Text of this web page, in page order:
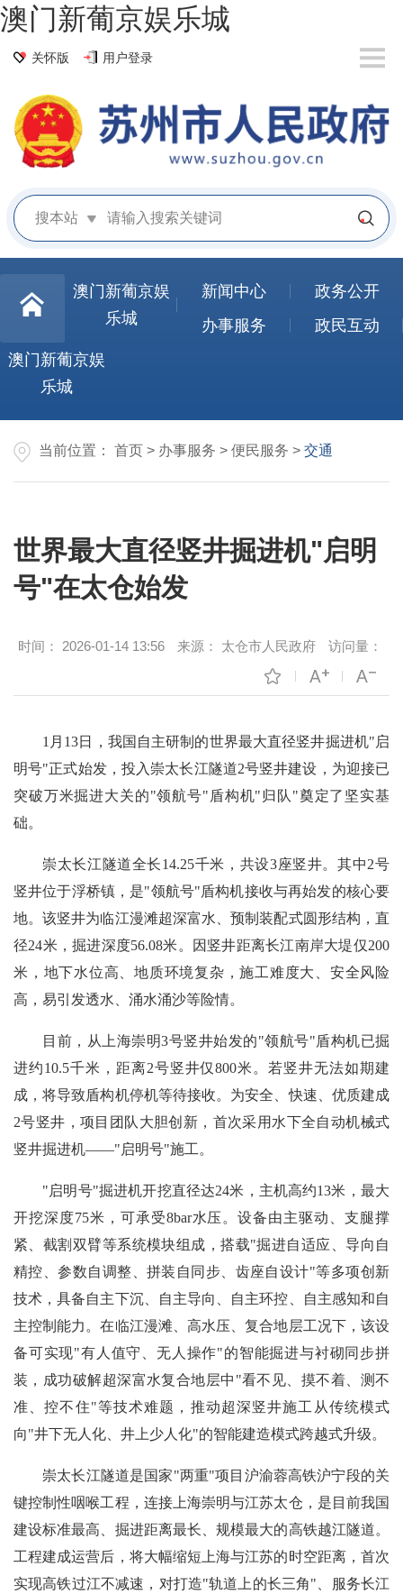
澳门新葡京娱乐城
关怀版 用户登录
搜本站
澳门新葡京娱
乐城
新闻中心
政务公开
办事服务
政民互动
澳门新葡京娱
乐城
当前位置： 首页 > 办事服务 > 便民服务 > 交通
世界最大直径竖井掘进机"启明
号"在太仓始发
时间： 2026-01-14 13:56 来源： 太仓市人民政府 访问量：
1月13日，我国自主研制的世界最大直径竖井掘进机"启
明号"正式始发，投入崇太长江隧道2号竖井建设，为迎接已
突破万米掘进大关的"领航号"盾构机"归队"奠定了坚实基
础。
崇太长江隧道全长14.25千米，共设3座竖井。其中2号
竖井位于浮桥镇，是"领航号"盾构机接收与再始发的核心要
地。该竖井为临江漫滩超深富水、预制装配式圆形结构，直
径24米，掘进深度56.08米。因竖井距离长江南岸大堤仅200
米，地下水位高、地质环境复杂，施工难度大、安全风险
高，易引发透水、涌水涌沙等险情。
目前，从上海崇明3号竖井始发的"领航号"盾构机已掘
进约10.5千米，距离2号竖井仅800米。若竖井无法如期建
成，将导致盾构机停机等待接收。为安全、快速、优质建成
2号竖井，项目团队大胆创新，首次采用水下全自动机械式
竖井掘进机——"启明号"施工。
"启明号"掘进机开挖直径达24米，主机高约13米，最大
开挖深度75米，可承受8bar水压。设备由主驱动、支腿撑
紧、截割双臂等系统模块组成，搭载"掘进自适应、导向自
精控、参数自调整、拼装自同步、齿座自设计"等多项创新
技术，具备自主下沉、自主导向、自主环控、自主感知和自
主控制能力。在临江漫滩、高水压、复合地层工况下，该设
备可实现"有人值守、无人操作"的智能掘进与衬砌同步拼
装，成功破解超深富水复合地层中"看不见、摸不着、测不
准、控不住"等技术难题，推动超深竖井施工从传统模式
向"井下无人化、井上少人化"的智能建造模式跨越式升级。
崇太长江隧道是国家"两重"项目沪渝蓉高铁沪宁段的关
键控制性咽喉工程，连接上海崇明与江苏太仓，是目前我国
建设标准最高、掘进距离最长、规模最大的高铁越江隧道。
工程建成运营后，将大幅缩短上海与江苏的时空距离，首次
实现高铁过江不减速，对打造"轨道上的长三角"、服务长江